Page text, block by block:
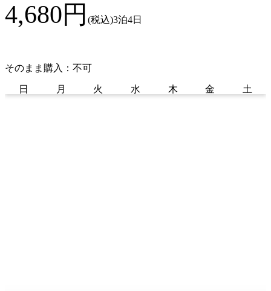
4,680円 (税込)3泊4日
そのまま購入：不可
日 月 火 水 木 金 土